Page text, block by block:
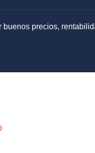
precios,